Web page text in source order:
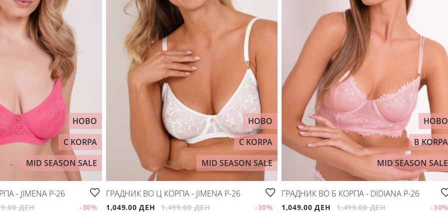
НОВО
C KORPA
MID SEASON SALE
- JIMENA P-26
ДЕН -30%
НОВО
C KORPA
MID SEASON SALE
ГРАДНИК ВО Ц КОРПА - JIMENA P-26
1,049.00 ДЕН 1,499.00 ДЕН -30%
НОВО
B KORPA
MID SEASON SALE
ГРАДНИК ВО Б КОРПА - DIDIANA P-26
1,049.00 ДЕН 1,499.00 ДЕН -30